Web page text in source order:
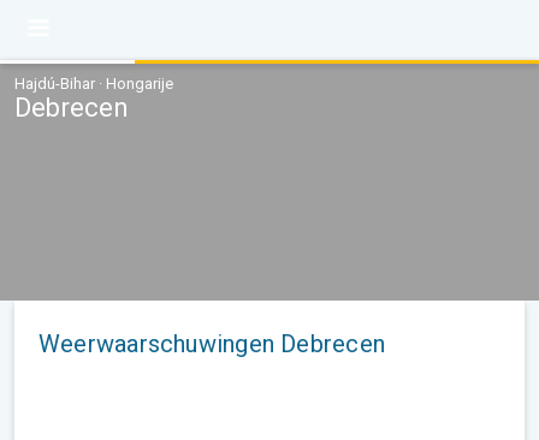
Hajdú-Bihar · Hongarije
Debrecen
Weerwaarschuwingen Debrecen